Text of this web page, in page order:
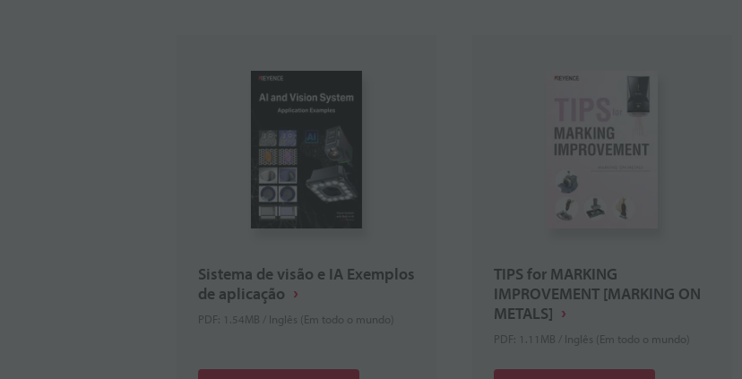
Sistema de visão e IA Exemplos
de aplicação
PDF: 1.54MB / Inglês (Em todo o mundo)
TIPS for MARKING
IMPROVEMENT [MARKING ON
METALS]
PDF: 1.11MB / Inglês (Em todo o mundo)